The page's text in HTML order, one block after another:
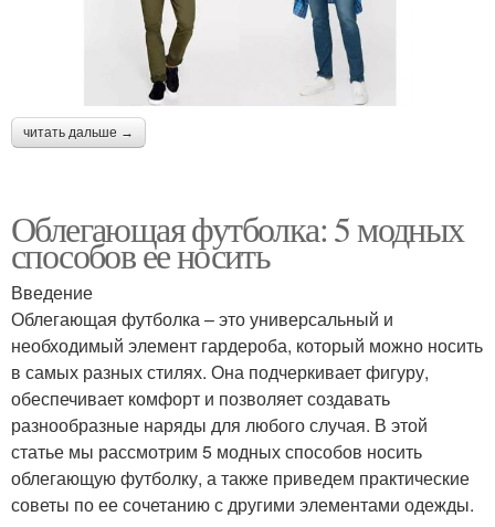
читать дальше →
Облегающая футболка: 5 модных
способов ее носить
Введение
Облегающая футболка – это универсальный и
необходимый элемент гардероба, который можно носить
в самых разных стилях. Она подчеркивает фигуру,
обеспечивает комфорт и позволяет создавать
разнообразные наряды для любого случая. В этой
статье мы рассмотрим 5 модных способов носить
облегающую футболку, а также приведем практические
советы по ее сочетанию с другими элементами одежды.